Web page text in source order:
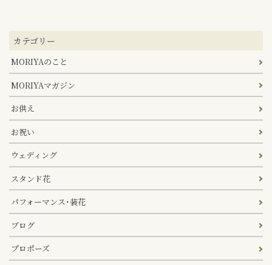
カテゴリー
MORIYAのこと
MORIYAマガジン
お供え
お祝い
ウェディング
スタンド花
パフォーマンス･装花
ブログ
プロポーズ